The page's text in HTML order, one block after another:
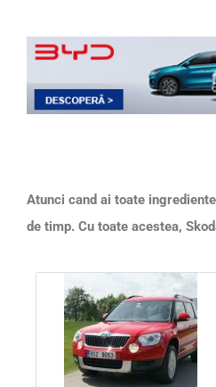
Atunci cand ai toate
de timp. Cu toate acestea,